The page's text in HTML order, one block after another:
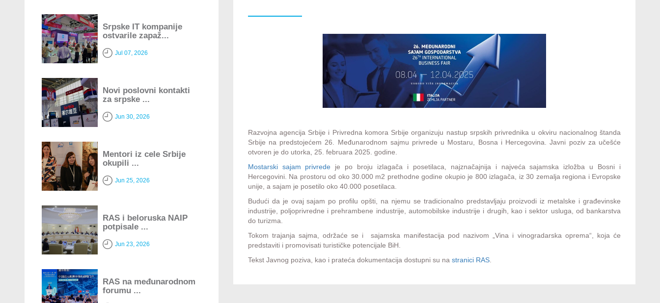
Srpske IT kompanije
ostvarile zapaž...
Jul 07, 2026
Novi poslovni kontakti
za srpske ...
Jun 30, 2026
Mentori iz cele Srbije
okupili ...
Jun 25, 2026
RAS i beloruska NAIP
potpisale ...
Jun 23, 2026
RAS na međunarodnom
forumu ...
Razvojna agencija Srbije i Privredna komora Srbije organizuju nastup srpskih privrednika u okviru nacionalnog štanda
Srbije na predstojećem 26. Međunarodnom sajmu privrede u Mostaru, Bosna i Hercegovina. Javni poziv za učešće
otvoren je do utorka, 25. februara 2025. godine.
Mostarski sajam privrede je po broju izlagača i posetilaca, najznačajnija i najveća sajamska izložba u Bosni i
Hercegovini. Na prostoru od oko 30.000 m2 prethodne godine okupio je 800 izlagača, iz 30 zemalja regiona i Evropske
unije, a sajam je posetilo oko 40.000 posetilaca.
Budući da je ovaj sajam po profilu opšti, na njemu se tradicionalno predstavljaju proizvodi iz metalske i građevinske
industrije, poljoprivredne i prehrambene industrije, automobilske industrije i drugih, kao i sektor usluga, od bankarstva
do turizma.
Tokom trajanja sajma, održaće se i sajamska manifestacija pod nazivom „Vina i vinogradarska oprema“, koja će
predstaviti i promovisati turističke potencijale BiH.
Tekst Javnog poziva, kao i prateća dokumentacija dostupni su na stranici RAS.